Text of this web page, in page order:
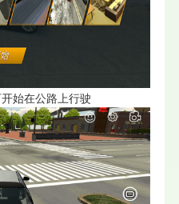
始在公路上行驶